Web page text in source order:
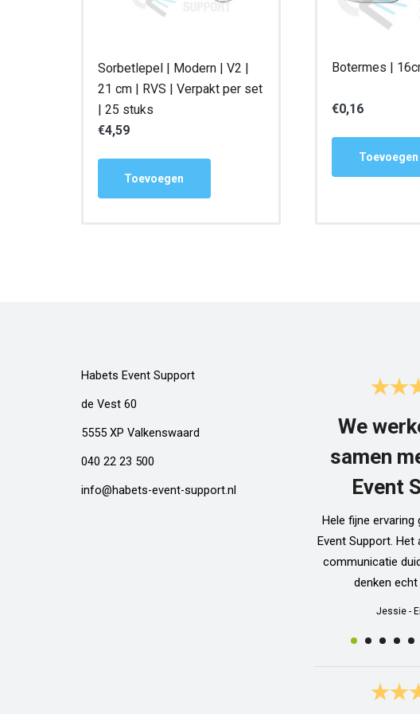
Sorbetlepel | Modern | V2 |
21 cm | RVS | Verpakt per set
| 25 stuks
€4,59
Toevoegen
Botermes |
€0,16
Toevoegen
Habets Event Support
de Vest 60
5555 XP Valkenswaard
040 22 23 500
info@habets-event-support.nl
We
samen
Event
Hele fijne ervaring
Event Support. Het
communicatie
denken
Jessie -